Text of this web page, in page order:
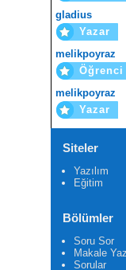
gladius
Yazar
melikpoyraz
Öğrenci
melikpoyraz
Yazar
Siteler
Yazılım
Eğitim
Bölümler
Soru Sor
Makale Yaz
Sorular